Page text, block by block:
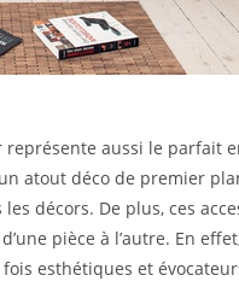
représente aussi le parfait
atout déco de premier
décors. De plus, ces
pièce à l’autre. En
esthétiques et